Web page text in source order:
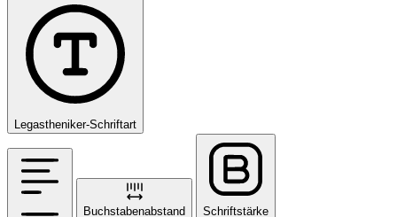
Legastheniker-Schriftart
Buchstabenabstand Schriftstärke